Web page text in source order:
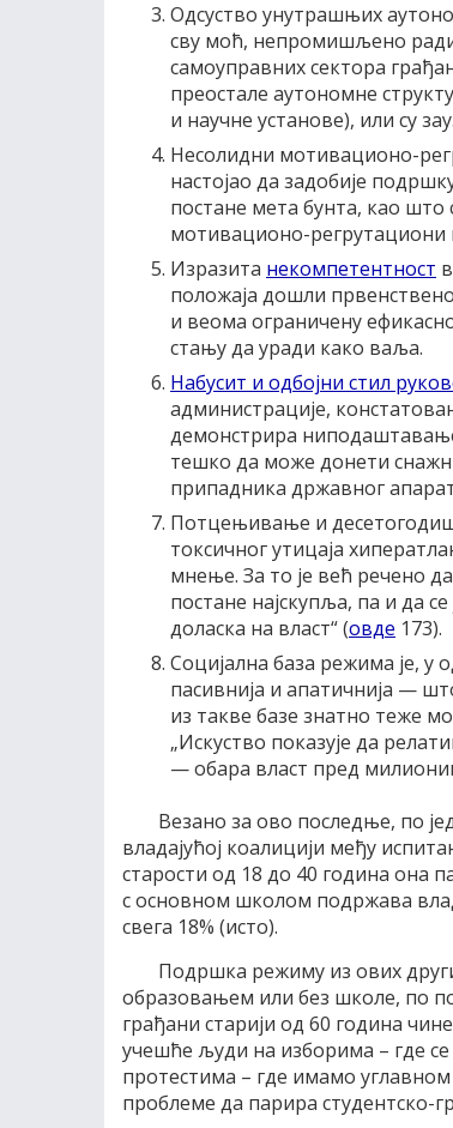
Одсуство унутрашњих
сву моћ, непромишљено
самоуправних сектора
преостале аутономне
и научне установе), или су
Несолидни мотивационо-
настојао да задобије
постане мета бунта, као што
мотивационо-регрутациони
Изразита некомпетентност
положаја дошли
и веома ограничену
стању да уради како ваља.
Набусит и одбојни стил
администрације,
демонстрира
тешко да може донети
припадника државног
Потцењивање и
токсичног утицаја
мнење. За то је већ речено
постане најскупља, па и да
доласка на власт“ (овде 173).
Социјална база режима је, у
пасивнија и апатичнија —
из такве базе знатно теже
„Искуство показује да
— обара власт пред
Везано за ово последње, по
владајућој коалицији међу
старости од 18 до 40 година она
с основном школом подржава
свега 18% (исто).
Подршка режиму из ових
образовањем или без школе, по
грађани старији од 60 година
учешће људи на изборима – где се
протестима – где имамо
проблеме да парира студентско-